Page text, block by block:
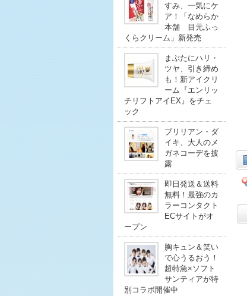
すみ、一気にケ
ア！「なめらか
本舗 目元ふっ
くらクリーム」新発売
まぶたにハリ・
ツヤ、引き締め
も！新アイクリ
ーム『エンリッ
チリフトアイEX』をチェ
ック
ブリリアン・ダ
イキ、大人のメ
ガネコーデを披
露
即日発送＆送料
無料！最強のカ
ラーコンタクト
ECサイトがオ
ープン
胸キュン＆笑い
で心うるおう！
超特急×ソフト
サンティアが特
別コラボ開催中